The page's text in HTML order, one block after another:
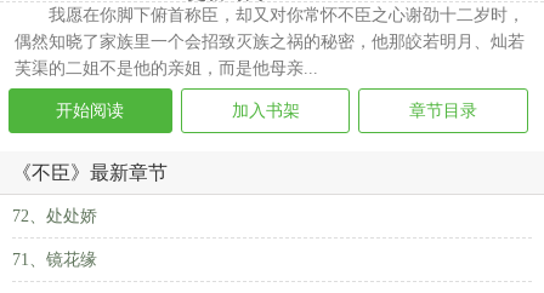
我愿在你脚下俯首称臣，却又对你常怀不臣之心谢劭十二岁时，
偶然知晓了家族里一个会招致灭族之祸的秘密，他那皎若明月、灿若
芙渠的二姐不是他的亲姐，而是他母亲...
开始阅读 加入书架 章节目录
《不臣》最新章节
72、处处娇
71、镜花缘